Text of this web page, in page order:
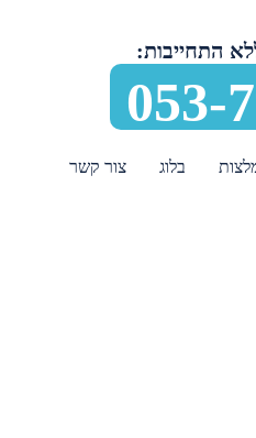
התחייבות:
053-
בלוג צור קשר